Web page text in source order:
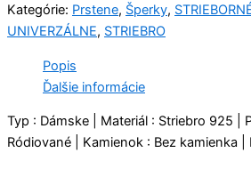
Kategórie: Prstene, Šperky,
UNIVERZÁLNE, STRIEBRO
Popis
Ďalšie informácie
Typ : Dámske | Materiál : Striebro 925 |
Ródiované | Kamienok : Bez kamienka |